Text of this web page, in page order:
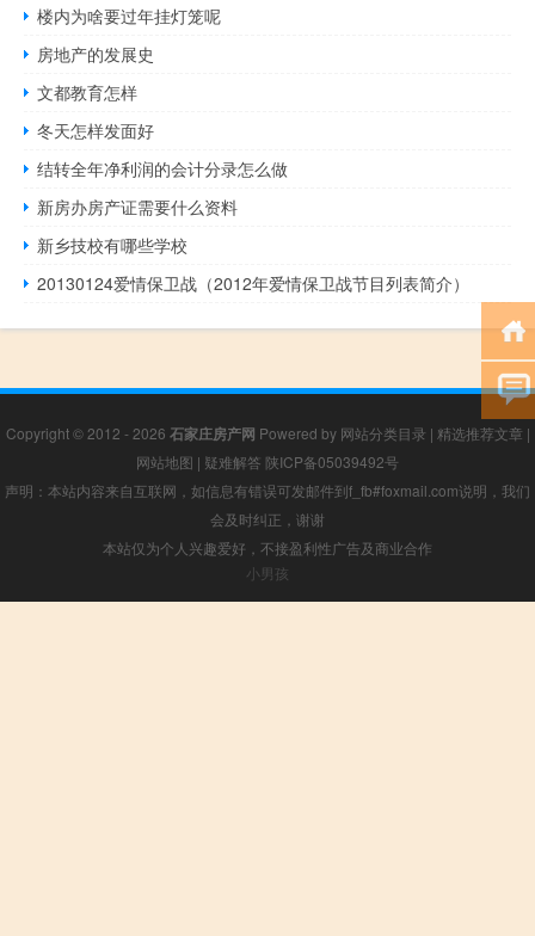
楼内为啥要过年挂灯笼呢
房地产的发展史
文都教育怎样
冬天怎样发面好
结转全年净利润的会计分录怎么做
新房办房产证需要什么资料
新乡技校有哪些学校
20130124爱情保卫战（2012年爱情保卫战节目列表简介）
Copyright © 2012 - 2026 石家庄房产网 Powered by 网站分类目录 | 精选推荐文章 |
网站地图 | 疑难解答 陕ICP备05039492号
声明：本站内容来自互联网，如信息有错误可发邮件到f_fb#foxmail.com说明，我们
会及时纠正，谢谢
本站仅为个人兴趣爱好，不接盈利性广告及商业合作
小男孩